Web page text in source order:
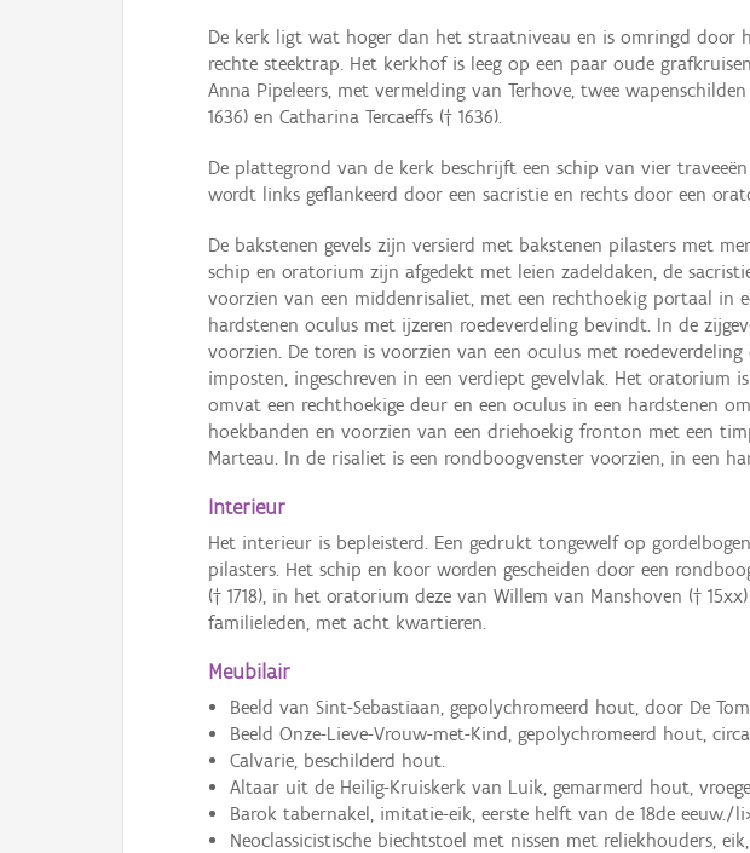
De kerk ligt wat hoger dan het straatniveau en is omringd door
rechte steektrap. Het kerkhof is leeg op een paar oude
Anna Pipeleers, met vermelding van Terhove, twee
1636) en Catharina Tercaeffs († 1636).
De plattegrond van de kerk beschrijft een schip van vier
wordt links geflankeerd door een sacristie en rechts door een
De bakstenen gevels zijn versierd met bakstenen pilasters met
schip en oratorium zijn afgedekt met leien zadeldaken, de
voorzien van een middenrisaliet, met een rechthoekig portaal in
hardstenen oculus met ijzeren roedeverdeling bevindt. In de
voorzien. De toren is voorzien van een oculus met
imposten, ingeschreven in een verdiept gevelvlak. Het oratorium
omvat een rechthoekige deur en een oculus in een hardstenen
hoekbanden en voorzien van een driehoekig fronton met een
Marteau. In de risaliet is een rondboogvenster voorzien, in een
Interieur
Het interieur is bepleisterd. Een gedrukt tongewelf op
pilasters. Het schip en koor worden gescheiden door een
(† 1718), in het oratorium deze van Willem van Manshoven (†
familieleden, met acht kwartieren.
Meubilair
Beeld van Sint-Sebastiaan, gepolychromeerd hout, door De
Beeld Onze-Lieve-Vrouw-met-Kind, gepolychromeerd hout,
Calvarie, beschilderd hout.
Altaar uit de Heilig-Kruiskerk van Luik, gemarmerd hout, vroege
Barok tabernakel, imitatie-eik, eerste helft van de 18de eeuw./
Neoclassicistische biechtstoel met nissen met reliekhouders,